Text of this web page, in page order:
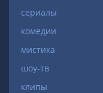
сериалы
комедии
мистика
шоу-тв
клипы